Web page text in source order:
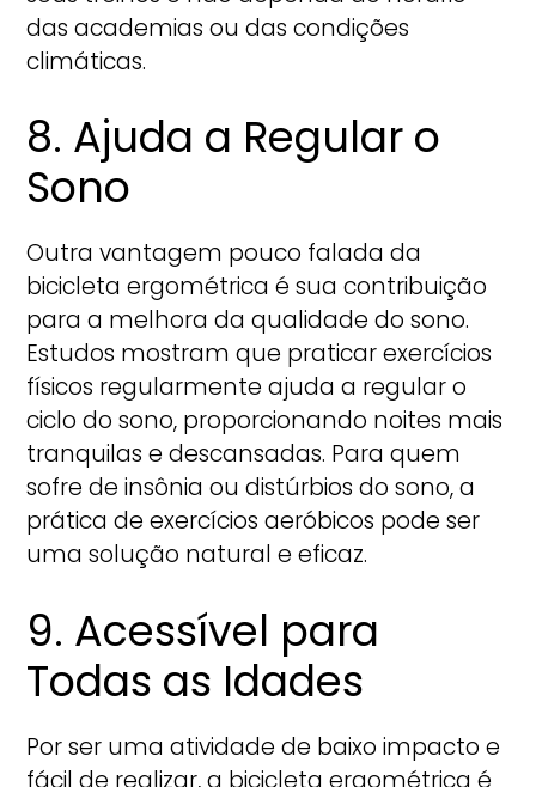
das academias ou das condições
climáticas.
8. Ajuda a Regular o
Sono
Outra vantagem pouco falada da
bicicleta ergométrica é sua contribuição
para a melhora da qualidade do sono.
Estudos mostram que praticar exercícios
físicos regularmente ajuda a regular o
ciclo do sono, proporcionando noites mais
tranquilas e descansadas. Para quem
sofre de insônia ou distúrbios do sono, a
prática de exercícios aeróbicos pode ser
uma solução natural e eficaz.
9. Acessível para
Todas as Idades
Por ser uma atividade de baixo impacto e
fácil de realizar, a bicicleta ergométrica é